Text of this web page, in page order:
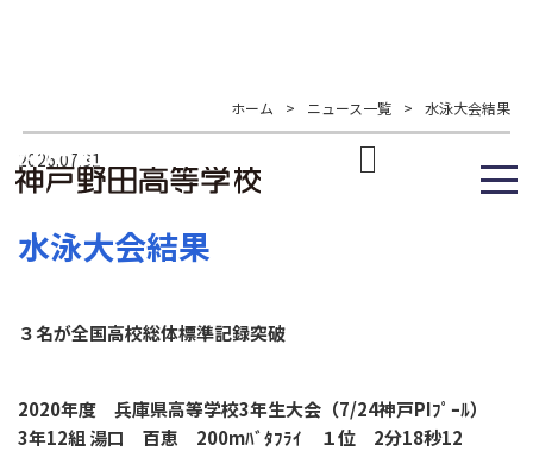
ホーム > ニュース一覧 > 水泳大会結果
2026.07.31
水泳大会結果
３名が全国高校総体標準記録突破
2020年度 兵庫県高等学校3年生大会（7/24神戸PIﾌﾟｰﾙ）
3年12組 湯口 百恵 200mﾊﾞﾀﾌﾗｲ １位 2分18秒12